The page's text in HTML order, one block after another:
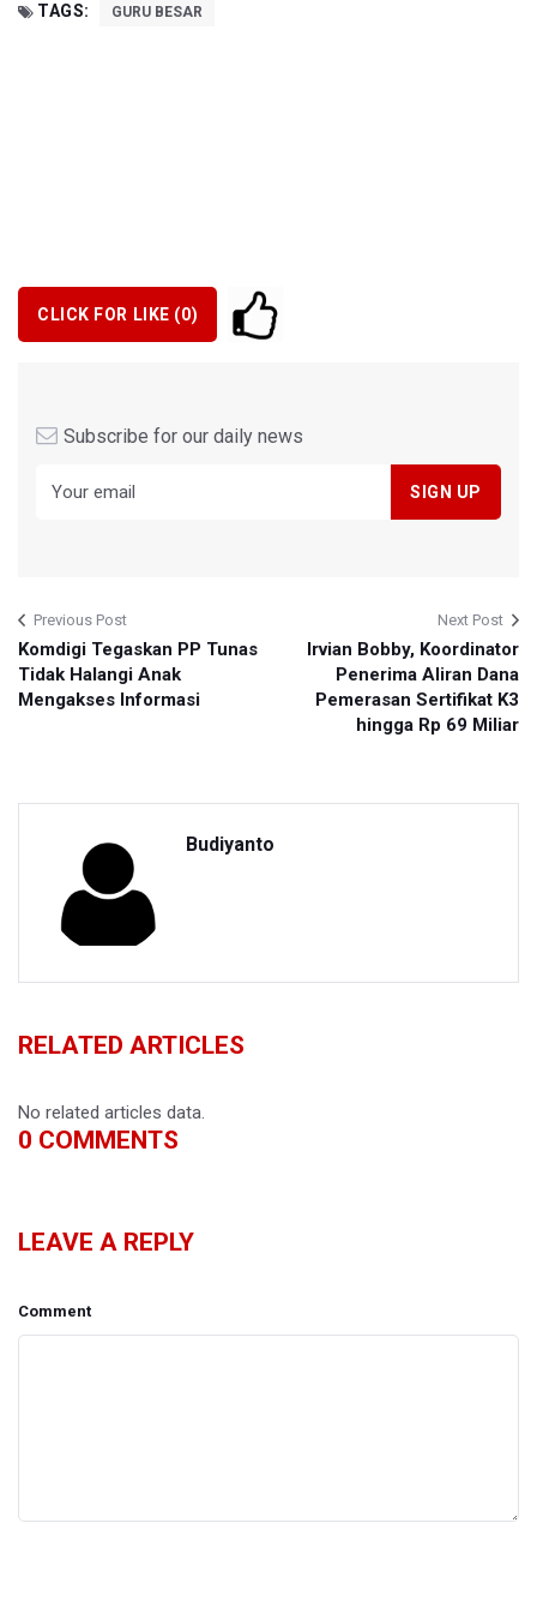
TAGS: GURU BESAR
CLICK FOR LIKE (0)
Subscribe for our daily news
Previous Post
Komdigi Tegaskan PP Tunas
Tidak Halangi Anak
Mengakses Informasi
Next Post
Irvian Bobby, Koordinator
Penerima Aliran Dana
Pemerasan Sertifikat K3
hingga Rp 69 Miliar
Budiyanto
RELATED ARTICLES
No related articles data.
0 COMMENTS
LEAVE A REPLY
Comment